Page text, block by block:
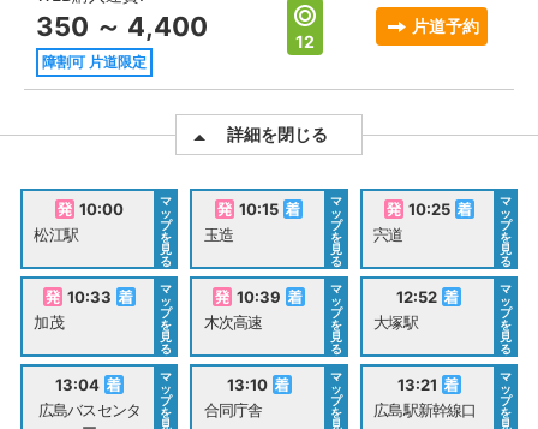
350 ～ 4,400
障割可 片道限定
12
片道予約
詳細を閉じる
10:00
松江駅
マ
ッ
プ
を
見
る
10:15
玉造
マ
ッ
プ
を
見
る
10:25
宍道
マ
ッ
プ
を
見
る
10:33
加茂
マ
ッ
プ
を
見
る
10:39
木次高速
マ
ッ
プ
を
見
る
12:52
大塚駅
マ
ッ
プ
を
見
る
13:04
広島バスセンタ
マ
ッ
プ
を
見
13:10
合同庁舎
マ
ッ
プ
を
見
13:21
広島駅新幹線口
マ
ッ
プ
を
見